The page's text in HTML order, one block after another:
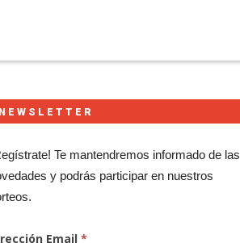
NEWSLETTER
Te mantendremos informado de las
y podrás participar en nuestros
Email *